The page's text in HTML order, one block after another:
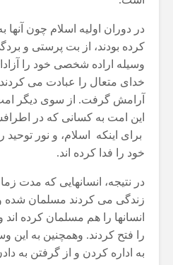
در دوران اولیه اسلام چون
کرده بودند، از بت پرستی و
وسیله اراده شخصی خود را
خدای متعال را عبادت می کردند.
آرامش گرفت. از سوی دیگر
این امت به کسانی که در
برای اینکه اسلام، و نور توحید
خود را فدا کرده اند.
در نتیجه، انسانهایی که مدت
زندگی می کردند مسلمان شده
انسانها را هم مسلمان کرده
را فتح کردند. وهمچنین به این
به اداره کردن و از گرفتن به